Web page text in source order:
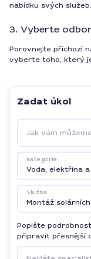
nabídku svých služeb.
3. Vyberte
Porovnejte příchozí
vyberte toho, který
Zadat úkol
Jak vám
kategorie
Voda, elektřina
Služba
Montáž
Popište
připravit přesnější